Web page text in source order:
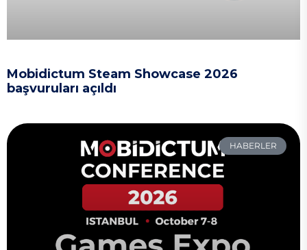
Mobidictum Steam Showcase 2026
başvuruları açıldı
HABERLER